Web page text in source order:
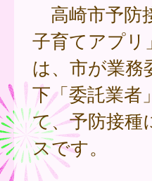
高崎市予防
子育てアプリ
は、市が業務
下「委託業者
て、予防接種
スです。